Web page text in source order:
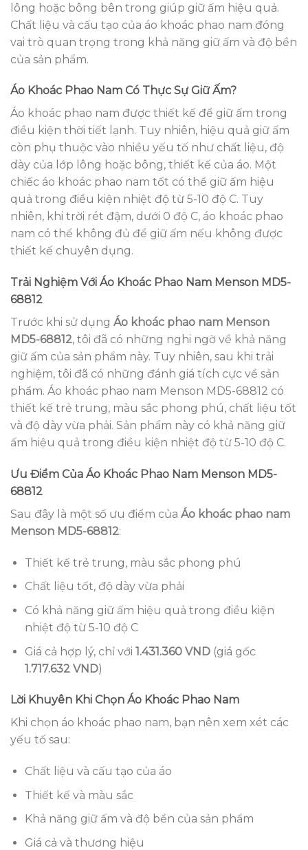
lông hoặc bông bên trong giúp giữ ấm hiệu quả.
Chất liệu và cấu tạo của áo khoác phao nam đóng
vai trò quan trọng trong khả năng giữ ấm và độ bền
của sản phẩm.
Áo Khoác Phao Nam Có Thực Sự Giữ Ấm?
Áo khoác phao nam được thiết kế để giữ ấm trong
điều kiện thời tiết lạnh. Tuy nhiên, hiệu quả giữ ấm
còn phụ thuộc vào nhiều yếu tố như chất liệu, độ
dày của lớp lông hoặc bông, thiết kế của áo. Một
chiếc áo khoác phao nam tốt có thể giữ ấm hiệu
quả trong điều kiện nhiệt độ từ 5-10 độ C. Tuy
nhiên, khi trời rét đậm, dưới 0 độ C, áo khoác phao
nam có thể không đủ để giữ ấm nếu không được
thiết kế chuyên dụng.
Trải Nghiệm Với Áo Khoác Phao Nam Menson MD5-
68812
Trước khi sử dụng Áo khoác phao nam Menson
MD5-68812, tôi đã có những nghi ngờ về khả năng
giữ ấm của sản phẩm này. Tuy nhiên, sau khi trải
nghiệm, tôi đã có những đánh giá tích cực về sản
phẩm. Áo khoác phao nam Menson MD5-68812 có
thiết kế trẻ trung, màu sắc phong phú, chất liệu tốt
và độ dày vừa phải. Sản phẩm này có khả năng giữ
ấm hiệu quả trong điều kiện nhiệt độ từ 5-10 độ C.
Ưu Điểm Của Áo Khoác Phao Nam Menson MD5-
68812
Sau đây là một số ưu điểm của Áo khoác phao nam
Menson MD5-68812:
Thiết kế trẻ trung, màu sắc phong phú
Chất liệu tốt, độ dày vừa phải
Có khả năng giữ ấm hiệu quả trong điều kiện
nhiệt độ từ 5-10 độ C
Giá cả hợp lý, chỉ với 1.431.360 VND(giá gốc
1.717.632 VND)
Lời Khuyên Khi Chọn Áo Khoác Phao Nam
Khi chọn áo khoác phao nam, bạn nên xem xét các
yếu tố sau:
Chất liệu và cấu tạo của áo
Thiết kế và màu sắc
Khả năng giữ ấm và độ bền của sản phẩm
Giá cả và thương hiệu